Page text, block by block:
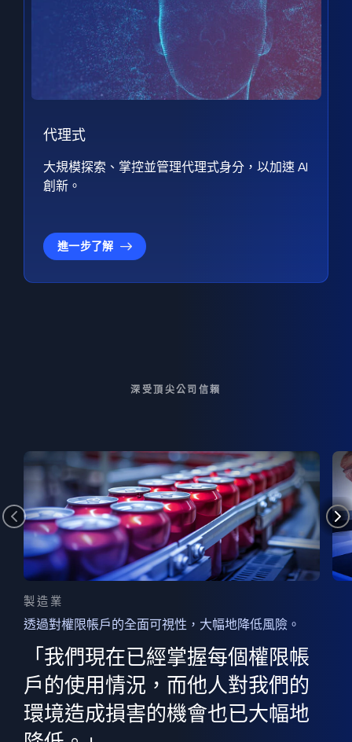
代理式
大規模探索、掌控並管理代理式身分，以加速 AI
創新。
進一步了解
深受頂尖公司信賴
製造業
透過對權限帳戶的全面可視性，大幅地降低風險。
「我們現在已經掌握每個權限帳
戶的使用情況，而他人對我們的
環境造成損害的機會也已大幅地